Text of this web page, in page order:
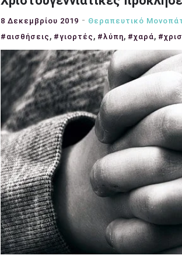
8 Δεκεμβρίου 2019 Θεραπευτικό
#αισθήσεις , #γιορτές , #λύπη, #χαρά,